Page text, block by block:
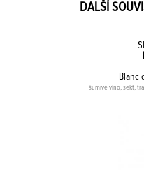
DALŠÍ
Blanc
šumivé víno, sekt,